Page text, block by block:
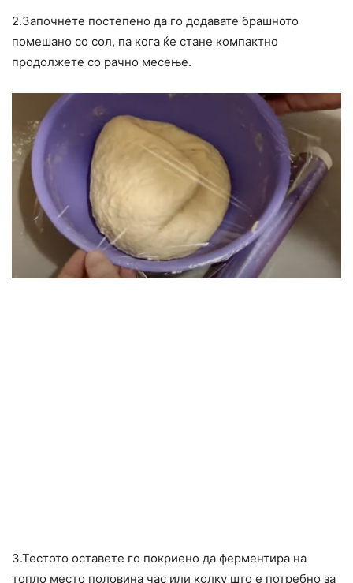
2.Започнете постепено да го додавате брашното
помешано со сол, па кога ќе стане компактно
продолжете со рачно месење.
3.Тестото оставете го покриено да ферментира на
топло место половина час или колку што е потребно за